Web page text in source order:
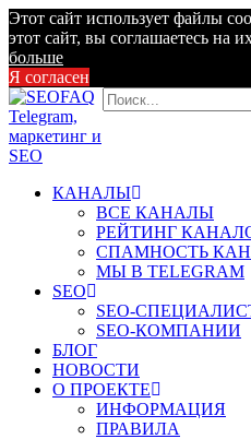
Этот сайт использует файлы
этот сайт, вы соглашаетесь на
больше
Я согласен
КАНАЛЫ
ВСЕ КАНАЛЫ
РЕЙТИНГ
СПАМНОСТЬ
МЫ В TELEGRAM
SEO
SEO-
SEO-КОМПАНИИ
БЛОГ
НОВОСТИ
О ПРОЕКТЕ
ИНФОРМАЦИЯ
ПРАВИЛА